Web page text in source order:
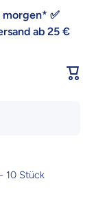
morgen* ✅
ab 25 €
10 Stück